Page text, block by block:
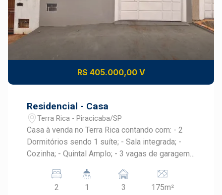
R$ 405.000,00 V
Residencial - Casa
Terra Rica - Piracicaba/SP
Casa à venda no Terra Rica contando com: - 2
Dormitórios sendo 1 suíte; - Sala integrada; -
Cozinha; - Quintal Amplo; - 3 vagas de garagem;
2
1
3
175m²